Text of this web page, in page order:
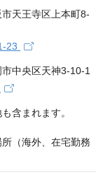
23
含まれます。
（海外、在宅勤務